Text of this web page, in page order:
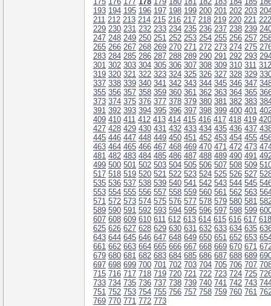
193 194 195 196 197 198 199 200 201 202 203
211 212 213 214 215 216 217 218 219 220 221 222
229 230 231 232 233 234 235 236 237 238 239
247 248 249 250 251 252 253 254 255 256 257
265 266 267 268 269 270 271 272 273 274 275
283 284 285 286 287 288 289 290 291 292 293
301 302 303 304 305 306 307 308 309 310 311 312
319 320 321 322 323 324 325 326 327 328 329
337 338 339 340 341 342 343 344 345 346 347
355 356 357 358 359 360 361 362 363 364 365
373 374 375 376 377 378 379 380 381 382 383
391 392 393 394 395 396 397 398 399 400 401
409 410 411 412 413 414 415 416 417 418 419 420
427 428 429 430 431 432 433 434 435 436 437
445 446 447 448 449 450 451 452 453 454 455
463 464 465 466 467 468 469 470 471 472 473
481 482 483 484 485 486 487 488 489 490 491
499 500 501 502 503 504 505 506 507 508 509
517 518 519 520 521 522 523 524 525 526 527
535 536 537 538 539 540 541 542 543 544 545
553 554 555 556 557 558 559 560 561 562 563
571 572 573 574 575 576 577 578 579 580 581
589 590 591 592 593 594 595 596 597 598 599
607 608 609 610 611 612 613 614 615 616 617 618
625 626 627 628 629 630 631 632 633 634 635
643 644 645 646 647 648 649 650 651 652 653
661 662 663 664 665 666 667 668 669 670 671
679 680 681 682 683 684 685 686 687 688 689
697 698 699 700 701 702 703 704 705 706 707
715 716 717 718 719 720 721 722 723 724 725
733 734 735 736 737 738 739 740 741 742 743
751 752 753 754 755 756 757 758 759 760 761
769 770 771 772 773